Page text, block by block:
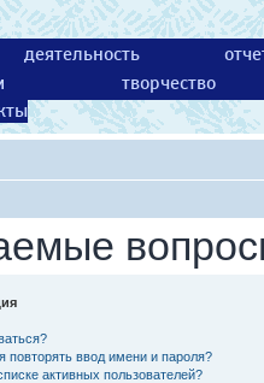
деятельность
творчество
повторять ввод имени и пароля?
активных пользователей?